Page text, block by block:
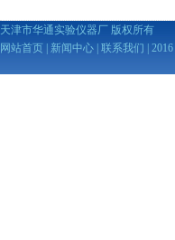
天津市华通实验仪器厂 版权所有
网站首页
新闻中心 联系我们 | 2016